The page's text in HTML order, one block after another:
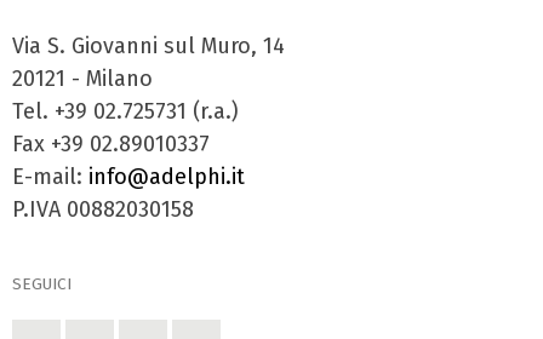
Via S. Giovanni sul Muro, 14
20121 - Milano
Tel. +39 02.725731 (r.a.)
Fax +39 02.89010337
E-mail: info@adelphi.it
P.IVA 00882030158
SEGUICI